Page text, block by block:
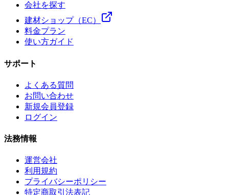
会社を探す
建材ショップ（EC）
料金プラン
使い方ガイド
サポート
よくある質問
お問い合わせ
新規会員登録
ログイン
法務情報
運営会社
利用規約
プライバシーポリシー
特定商取引法表記